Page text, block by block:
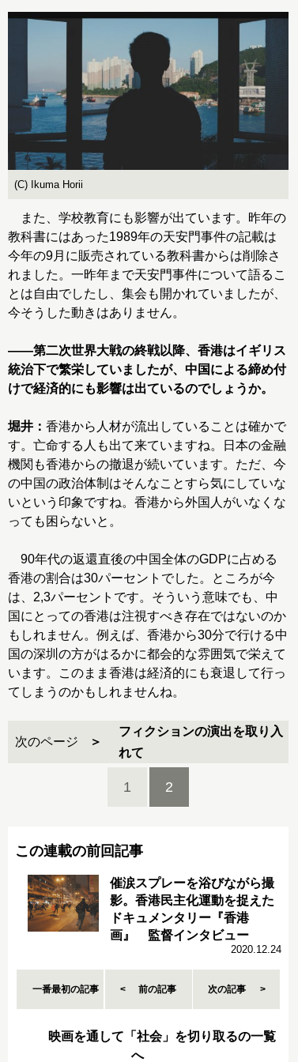
(C) Ikuma Horii
また、学校教育にも影響が出ています。昨年の
教科書にはあった1989年の天安門事件の記載は
今年の9月に販売されている教科書からは削除さ
れました。一昨年まで天安門事件について語るこ
とは自由でしたし、集会も開かれていましたが、
今そうした動きはありません。
――第二次世界大戦の終戦以降、香港はイギリス
統治下で繁栄していましたが、中国による締め付
けで経済的にも影響は出ているのでしょうか。
堀井： 香港から人材が流出していることは確かで
す。亡命する人も出て来ていますね。日本の金融
機関も香港からの撤退が続いています。ただ、今
の中国の政治体制はそんなことすら気にしていな
いという印象ですね。香港から外国人がいなくな
っても困らないと。
90年代の返還直後の中国全体のGDPに占める
香港の割合は30パーセントでした。ところが今
は、2,3パーセントです。そういう意味でも、中
国にとっての香港は注視すべき存在ではないのか
もしれません。例えば、香港から30分で行ける中
国の深圳の方がはるかに都会的な雰囲気で栄えて
います。このまま香港は経済的にも衰退して行っ
てしまうのかもしれませんね。
次のページ
フィクションの演出を取り入
れて
1 2
この連載の前回記事
催涙スプレーを浴びながら撮
影。香港民主化運動を捉えた
ドキュメンタリー『香港
画』 監督インタビュー
2020.12.24
一番最初の記事 前の記事 次の記事
映画を通して「社会」を切り取るの一覧
へ